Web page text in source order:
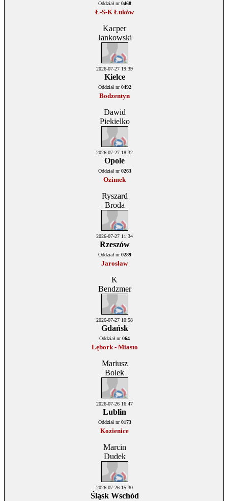
Oddział nr0468
Ł-S-K Łuków
Kacper
Jankowski
2026-07-27 19:39
Kielce
Oddział nr0492
Bodzentyn
Dawid
Piekielko
2026-07-27 18:32
Opole
Oddział nr0263
Ozimek
Ryszard
Broda
2026-07-27 11:34
Rzeszów
Oddział nr0289
Jarosław
K
Bendzmer
2026-07-27 10:58
Gdańsk
Oddział nr064
Lębork - Miasto
Mariusz
Bolek
2026-07-26 16:47
Lublin
Oddział nr0173
Kozienice
Marcin
Dudek
2026-07-26 15:30
Śląsk Wschód